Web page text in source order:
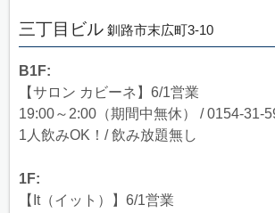
三丁目ビル 釧路市末広町3-10
B1F:
【サロン カビーネ】6/1営業
19:00～2:00（期間中無休） / 0154-31-
1人飲みOK！/ 飲み放題無し
1F:
【It（イット）】6/1営業